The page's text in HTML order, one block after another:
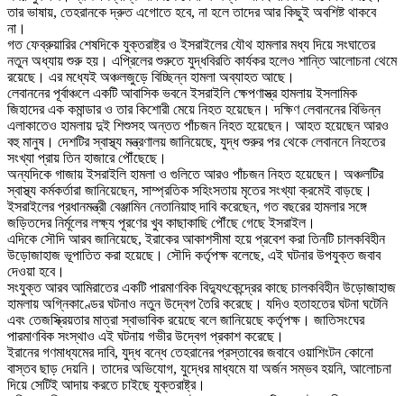
তার ভাষায়, তেহরানকে দ্রুত এগোতে হবে, না হলে তাদের আর কিছুই অবশিষ্ট থাকবে
না।
গত ফেব্রুয়ারির শেষদিকে যুক্তরাষ্ট্র ও ইসরাইলের যৌথ হামলার মধ্য দিয়ে সংঘাতের
নতুন অধ্যায় শুরু হয়। এপ্রিলের শুরুতে যুদ্ধবিরতি কার্যকর হলেও শান্তি আলোচনা থেমে
রয়েছে। এর মধ্যেই অঞ্চলজুড়ে বিচ্ছিন্ন হামলা অব্যাহত আছে।
লেবাননের পূর্বাঞ্চলে একটি আবাসিক ভবনে ইসরাইলি ক্ষেপণাস্ত্র হামলায় ইসলামিক
জিহাদের এক কমান্ডার ও তার কিশোরী মেয়ে নিহত হয়েছেন। দক্ষিণ লেবাননের বিভিন্ন
এলাকাতেও হামলায় দুই শিশুসহ অন্তত পাঁচজন নিহত হয়েছেন। আহত হয়েছেন আরও
বহু মানুষ। দেশটির স্বাস্থ্য মন্ত্রণালয় জানিয়েছে, যুদ্ধ শুরুর পর থেকে লেবাননে নিহতের
সংখ্যা প্রায় তিন হাজারে পৌঁছেছে।
অন্যদিকে গাজায় ইসরাইলি হামলা ও গুলিতে আরও পাঁচজন নিহত হয়েছেন। অঞ্চলটির
স্বাস্থ্য কর্মকর্তারা জানিয়েছেন, সাম্প্রতিক সহিংসতায় মৃতের সংখ্যা ক্রমেই বাড়ছে।
ইসরাইলের প্রধানমন্ত্রী বেঞ্জামিন নেতানিয়াহু দাবি করেছেন, গত বছরের হামলার সঙ্গে
জড়িতদের নির্মূলের লক্ষ্য পূরণের খুব কাছাকাছি পৌঁছে গেছে ইসরাইল।
এদিকে সৌদি আরব জানিয়েছে, ইরাকের আকাশসীমা হয়ে প্রবেশ করা তিনটি চালকবিহীন
উড়োজাহাজ ভূপাতিত করা হয়েছে। সৌদি কর্তৃপক্ষ বলেছে, এই ঘটনার উপযুক্ত জবাব
দেওয়া হবে।
সংযুক্ত আরব আমিরাতের একটি পারমাণবিক বিদ্যুৎকেন্দ্রের কাছে চালকবিহীন উড়োজাহাজ
হামলায় অগ্নিকাণ্ডের ঘটনাও নতুন উদ্বেগ তৈরি করেছে। যদিও হতাহতের ঘটনা ঘটেনি
এবং তেজস্ক্রিয়তার মাত্রা স্বাভাবিক রয়েছে বলে জানিয়েছে কর্তৃপক্ষ। জাতিসংঘের
পারমাণবিক সংস্থাও এই ঘটনায় গভীর উদ্বেগ প্রকাশ করেছে।
ইরানের গণমাধ্যমের দাবি, যুদ্ধ বন্ধে তেহরানের প্রস্তাবের জবাবে ওয়াশিংটন কোনো
বাস্তব ছাড় দেয়নি। তাদের অভিযোগ, যুদ্ধের মাধ্যমে যা অর্জন সম্ভব হয়নি, আলোচনা
দিয়ে সেটিই আদায় করতে চাইছে যুক্তরাষ্ট্র।